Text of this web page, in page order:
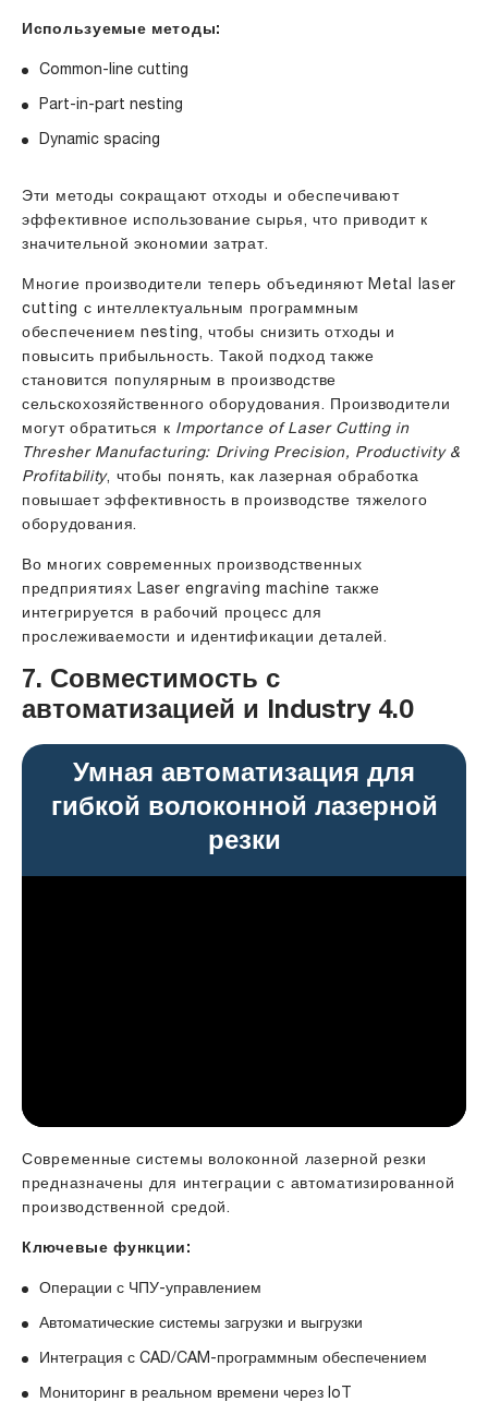
Используемые методы:
Common-line cutting
Part-in-part nesting
Dynamic spacing
Эти методы сокращают отходы и обеспечивают
эффективное использование сырья, что приводит к
значительной экономии затрат.
Многие производители теперь объединяют Metal laser
cutting с интеллектуальным программным
обеспечением nesting, чтобы снизить отходы и
повысить прибыльность. Такой подход также
становится популярным в производстве
сельскохозяйственного оборудования. Производители
могут обратиться к Importance of Laser Cutting in
Thresher Manufacturing: Driving Precision, Productivity &
Profitability, чтобы понять, как лазерная обработка
повышает эффективность в производстве тяжелого
оборудования.
Во многих современных производственных
предприятиях Laser engraving machine также
интегрируется в рабочий процесс для
прослеживаемости и идентификации деталей.
7. Совместимость с
автоматизацией и Industry 4.0
Умная автоматизация для
гибкой волоконной лазерной
резки
Современные системы волоконной лазерной резки
предназначены для интеграции с автоматизированной
производственной средой.
Ключевые функции:
Операции с ЧПУ-управлением
Автоматические системы загрузки и выгрузки
Интеграция с CAD/CAM-программным обеспечением
Мониторинг в реальном времени через IoT